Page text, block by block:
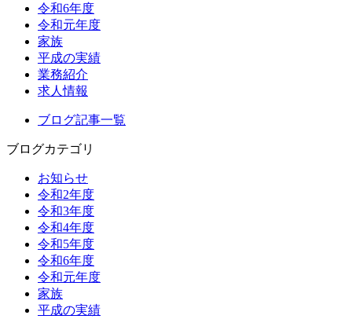
令和6年度
令和元年度
家族
平成の実績
業務紹介
求人情報
ブログ記事一覧
ブログカテゴリ
お知らせ
令和2年度
令和3年度
令和4年度
令和5年度
令和6年度
令和元年度
家族
平成の実績